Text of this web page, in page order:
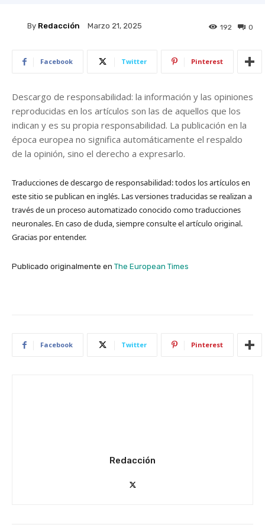
By Redacción Marzo 21, 2025 0
192
Facebook Twitter Pinterest
Descargo de responsabilidad: la información y las opiniones
reproducidas en los artículos son las de aquellos que los
indican y es su propia responsabilidad. La publicación en la
época europea no significa automáticamente el respaldo
de la opinión, sino el derecho a expresarlo.
Traducciones de descargo de responsabilidad: todos los artículos en
este sitio se publican en inglés. Las versiones traducidas se realizan a
través de un proceso automatizado conocido como traducciones
neuronales. En caso de duda, siempre consulte el artículo original.
Gracias por entender.
Publicado originalmente en The European Times
Facebook Twitter Pinterest
Redacción